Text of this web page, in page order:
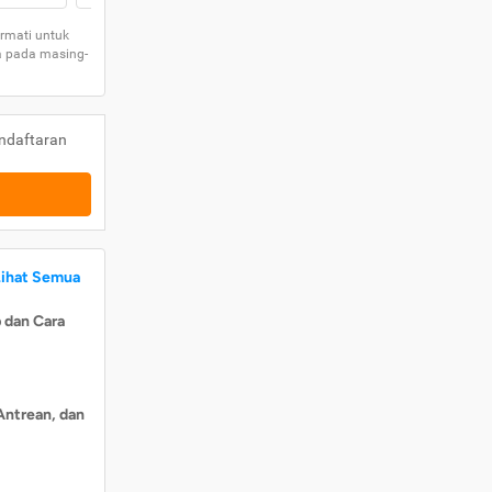
untuk
pada masing-
Semua
Cara
dan